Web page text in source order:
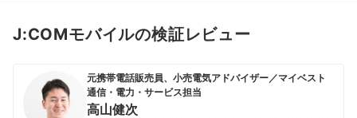
J:COMモバイルの検証レビュー
元携帯電話販売員、小売電気アドバイザー／マイベスト
通信・電力・サービス担当
高山健次